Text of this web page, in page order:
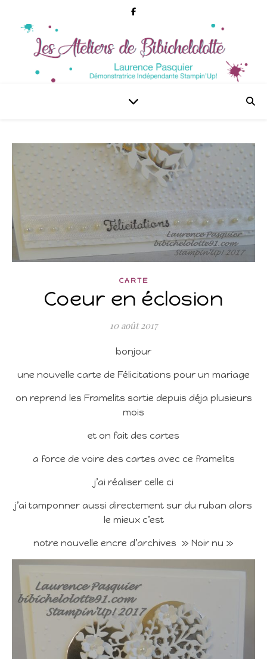
CARTE
Coeur en éclosion
10 août 2017
bonjour
une nouvelle carte de Félicitations pour un mariage
on reprend les Framelits sortie depuis déja plusieurs
mois
et on fait des cartes
a force de voire des cartes avec ce framelits
j’ai réaliser celle ci
j’ai tamponner aussi directement sur du ruban alors
le mieux c’est
notre nouvelle encre d’archives » Noir nu »